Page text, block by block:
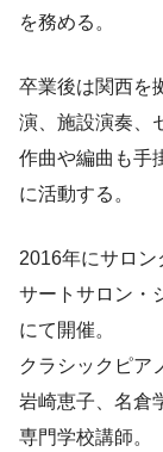
を務める。
卒業後は関西を
演、施設演奏、
作曲や編曲も手
に活動する。
2016年にサロ
サートサロン・
にて開催。
クラシックピア
岩崎恵子、名倉
専門学校講師。